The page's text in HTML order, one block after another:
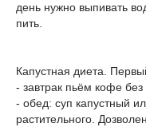
день нужно выпивать
пить.
Капустная диета.
- завтрак пьём кофе без
- обед: суп капустный
растительного.